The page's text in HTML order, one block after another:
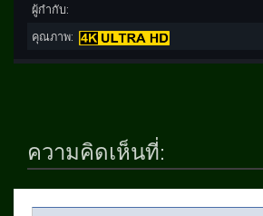
ผู้กำกับ:
คุณภาพ:
ความคิดเห็นที่: